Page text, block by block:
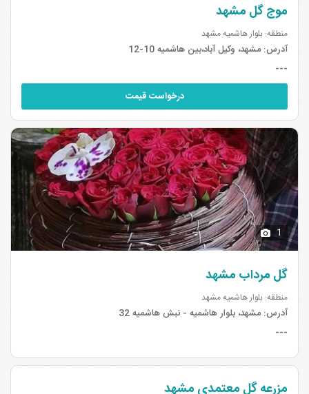
موج گل مشهد
منطقه: بلوار هاشمیه مشهد
آدرس:مشهد، وکیل آباد،بین هاشمیه 10-12
---
درخواست قیمت
1
گل مرداب مشهد
منطقه: بلوار هاشمیه مشهد
آدرس:مشهد، بلوار هاشمیه - نبش هاشمیه 32
---
مزرعه گل معتمدی مشهد